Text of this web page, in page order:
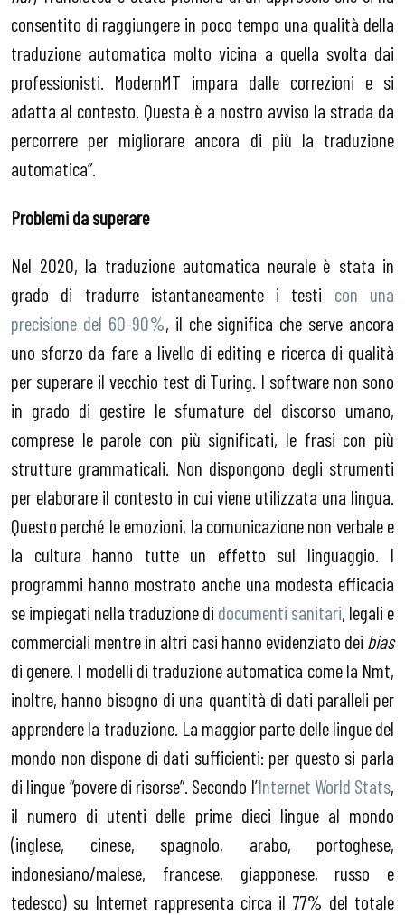
consentito di raggiungere in poco tempo una qualità della
traduzione automatica molto vicina a quella svolta dai
professionisti. ModernMT impara dalle correzioni e si
adatta al contesto. Questa è a nostro avviso la strada da
percorrere per migliorare ancora di più la traduzione
automatica”.
Problemi da superare
Nel 2020, la traduzione automatica neurale è stata in
grado di tradurre istantaneamente i testi con una
precisione del 60-90%, il che significa che serve ancora
uno sforzo da fare a livello di editing e ricerca di qualità
per superare il vecchio test di Turing. I software non sono
in grado di gestire le sfumature del discorso umano,
comprese le parole con più significati, le frasi con più
strutture grammaticali. Non dispongono degli strumenti
per elaborare il contesto in cui viene utilizzata una lingua.
Questo perché le emozioni, la comunicazione non verbale e
la cultura hanno tutte un effetto sul linguaggio. I
programmi hanno mostrato anche una modesta efficacia
se impiegati nella traduzione di documenti sanitari, legali e
commerciali mentre in altri casi hanno evidenziato dei bias
di genere. I modelli di traduzione automatica come la Nmt,
inoltre, hanno bisogno di una quantità di dati paralleli per
apprendere la traduzione. La maggior parte delle lingue del
mondo non dispone di dati sufficienti: per questo si parla
di lingue “povere di risorse”. Secondo l’Internet World Stats,
il numero di utenti delle prime dieci lingue al mondo
(inglese, cinese, spagnolo, arabo, portoghese,
indonesiano/malese, francese, giapponese, russo e
tedesco) su Internet rappresenta circa il 77% del totale